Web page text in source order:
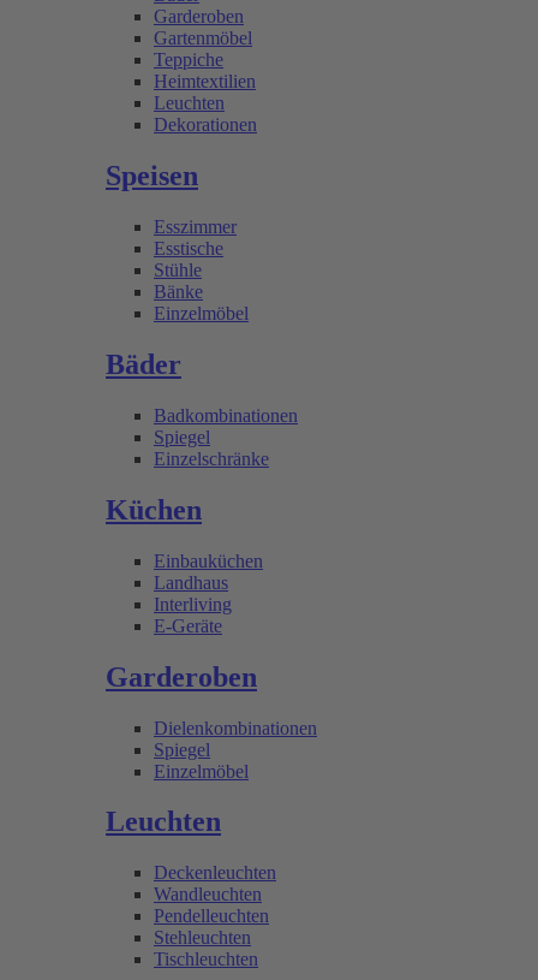
Garderoben
Gartenmöbel
Teppiche
Heimtextilien
Leuchten
Dekorationen
Speisen
Esszimmer
Esstische
Stühle
Bänke
Einzelmöbel
Bäder
Badkombinationen
Spiegel
Einzelschränke
Küchen
Einbauküchen
Landhaus
Interliving
E-Geräte
Garderoben
Dielenkombinationen
Spiegel
Einzelmöbel
Leuchten
Deckenleuchten
Wandleuchten
Pendelleuchten
Stehleuchten
Tischleuchten